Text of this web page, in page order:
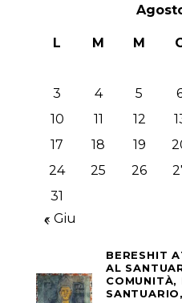
L M M
3
4 5
10
11 12
17
18 19
24
25 26
31
« Giu
BERESHIT
AL
COMUNITÀ,
SANTUARIO,